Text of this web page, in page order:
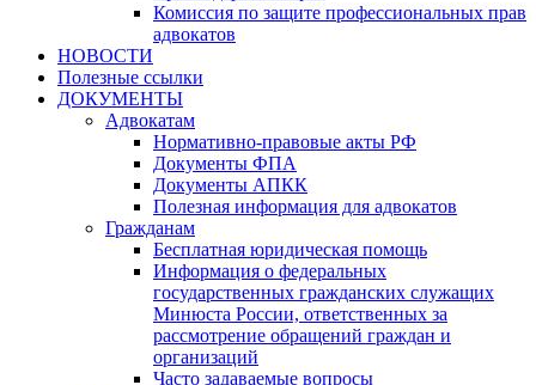
Комиссия по защите профессиональных прав
адвокатов
НОВОСТИ
Полезные ссылки
ДОКУМЕНТЫ
Адвокатам
Нормативно-правовые акты РФ
Документы ФПА
Документы АПКК
Полезная информация для адвокатов
Гражданам
Бесплатная юридическая помощь
Информация о федеральных
государственных гражданских служащих
Минюста России, ответственных за
рассмотрение обращений граждан и
организаций
Часто задаваемые вопросы